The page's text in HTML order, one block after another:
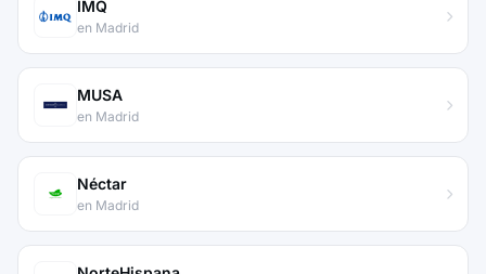
IMQ
en Madrid
MUSA
en Madrid
Néctar
en Madrid